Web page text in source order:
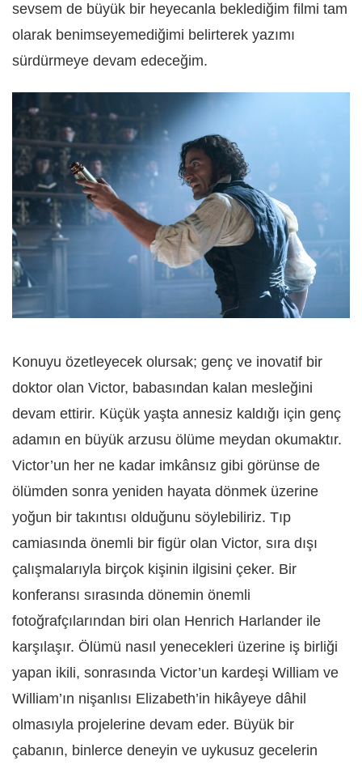
sevsem de büyük bir heyecanla beklediğim filmi tam
olarak benimseyemediğimi belirterek yazımı
sürdürmeye devam edeceğim.
Konuyu özetleyecek olursak; genç ve inovatif bir
doktor olan Victor, babasından kalan mesleğini
devam ettirir. Küçük yaşta annesiz kaldığı için genç
adamın en büyük arzusu ölüme meydan okumaktır.
Victor’un her ne kadar imkânsız gibi görünse de
ölümden sonra yeniden hayata dönmek üzerine
yoğun bir takıntısı olduğunu söylebiliriz. Tıp
camiasında önemli bir figür olan Victor, sıra dışı
çalışmalarıyla birçok kişinin ilgisini çeker. Bir
konferansı sırasında dönemin önemli
fotoğrafçılarından biri olan Henrich Harlander ile
karşılaşır. Ölümü nasıl yenecekleri üzerine iş birliği
yapan ikili, sonrasında Victor’un kardeşi William ve
William’ın nişanlısı Elizabeth’in hikâyeye dâhil
olmasıyla projelerine devam eder. Büyük bir
çabanın, binlerce deneyin ve uykusuz gecelerin